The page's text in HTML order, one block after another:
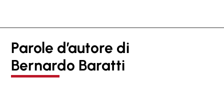
Parole d’autore di
Bernardo Baratti